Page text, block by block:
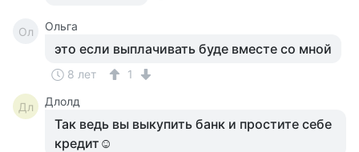
Ол Ольга
это если выплачивать буде вместе со мной
8 лет 1
Дл Длолд
Так ведь вы выкупить банк и простите себе
кредит☺